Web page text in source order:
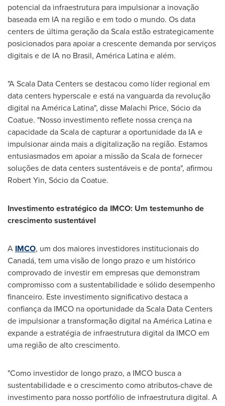
potencial da infraestrutura para impulsionar a inovação
baseada em IA na região e em todo o mundo. Os data
centers de última geração da Scala estão estrategicamente
posicionados para apoiar a crescente demanda por serviços
digitais e de IA no Brasil, América Latina e além.
"A Scala Data Centers se destacou como líder regional em
data centers hyperscale e está na vanguarda da revolução
digital na América Latina", disse Malachi Price, Sócio da
Coatue. "Nosso investimento reflete nossa crença na
capacidade da Scala de capturar a oportunidade da IA e
impulsionar ainda mais a digitalização na região. Estamos
entusiasmados em apoiar a missão da Scala de fornecer
soluções de data centers sustentáveis e de ponta", afirmou
Robert Yin, Sócio da Coatue.
Investimento estratégico da IMCO: Um testemunho de
crescimento sustentável
A IMCO, um dos maiores investidores institucionais do
Canadá, tem uma visão de longo prazo e um histórico
comprovado de investir em empresas que demonstram
compromisso com a sustentabilidade e sólido desempenho
financeiro. Este investimento significativo destaca a
confiança da IMCO na oportunidade da Scala Data Centers
de impulsionar a transformação digital na América Latina e
expande a estratégia de infraestrutura digital da IMCO em
uma região de alto crescimento.
"Como investidor de longo prazo, a IMCO busca a
sustentabilidade e o crescimento como atributos-chave de
investimento para nosso portfólio de infraestrutura digital. A